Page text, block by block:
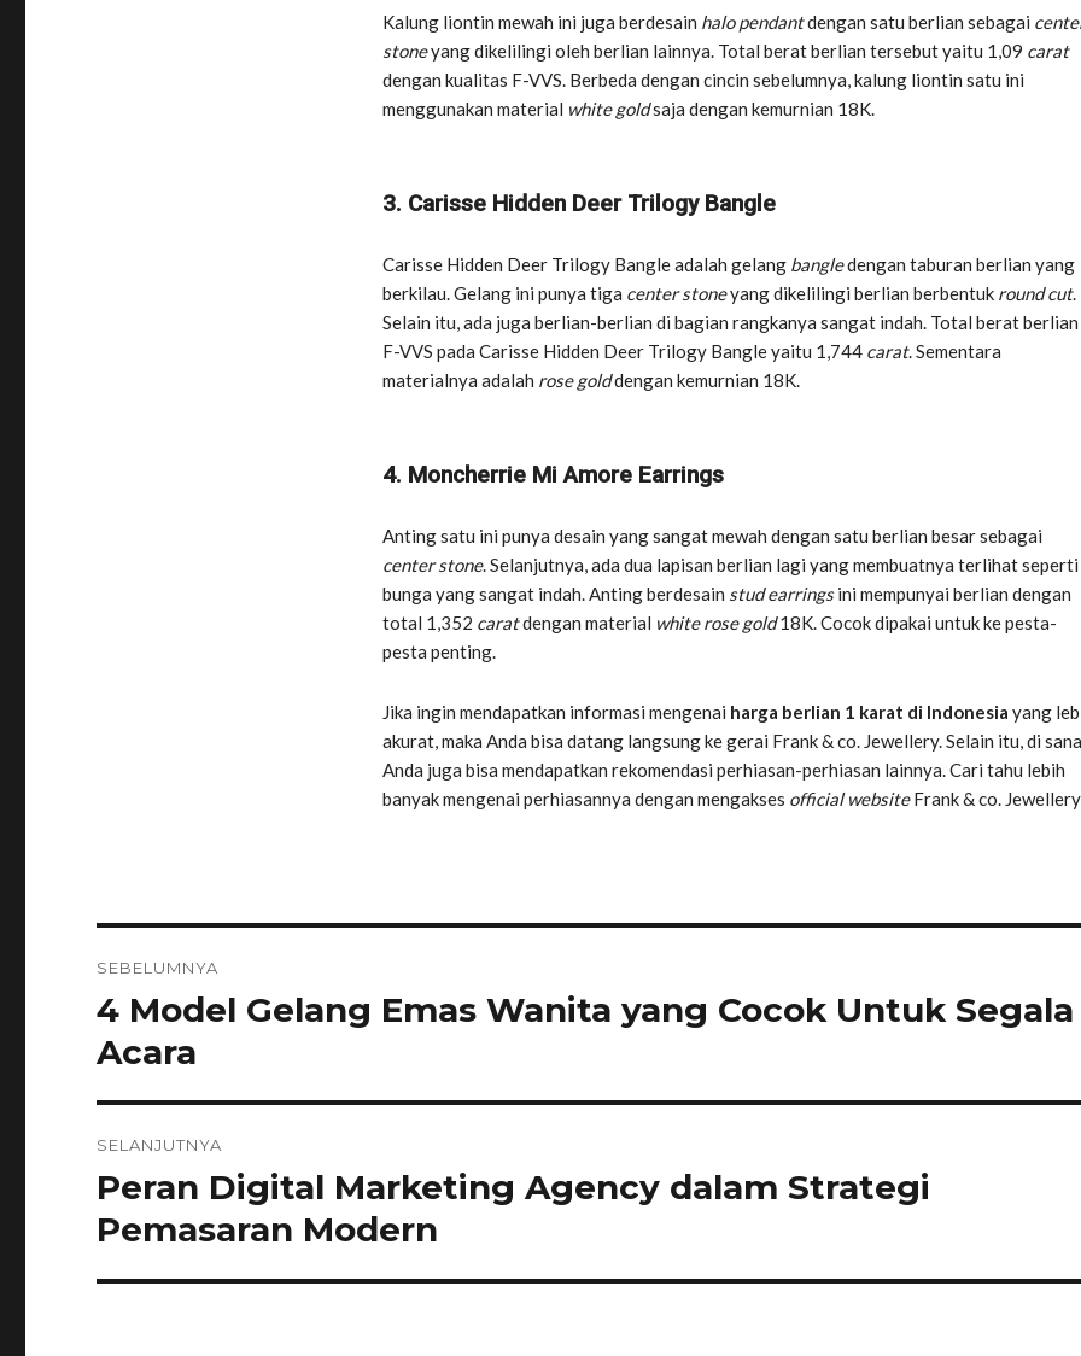
Kalung liontin mewah ini juga berdesain halo pendantdengan satu berlian sebagai
stoneyang dikelilingi oleh berlian lainnya. Total berat berlian tersebut yaitu 1,09 carat
dengan kualitas F-VVS. Berbeda dengan cincin sebelumnya, kalung liontin satu ini
menggunakan material white goldsaja dengan kemurnian 18K.
3. Carisse Hidden Deer Trilogy Bangle
Carisse Hidden Deer Trilogy Bangle adalah gelang bangledengan taburan berlian yang
berkilau. Gelang ini punya tiga center stoneyang dikelilingi berlian berbentuk round cut.
Selain itu, ada juga berlian-berlian di bagian rangkanya sangat indah. Total berat berlian
F-VVS pada Carisse Hidden Deer Trilogy Bangle yaitu 1,744 carat. Sementara
materialnya adalah rose golddengan kemurnian 18K.
4. Moncherrie Mi Amore Earrings
Anting satu ini punya desain yang sangat mewah dengan satu berlian besar sebagai
center stone. Selanjutnya, ada dua lapisan berlian lagi yang membuatnya terlihat seperti
bunga yang sangat indah. Anting berdesain stud earringsini mempunyai berlian dengan
total 1,352 caratdengan material white rose gold18K. Cocok dipakai untuk ke pesta-
pesta penting.
Jika ingin mendapatkan informasi mengenai harga berlian 1 karat di Indonesia yang
akurat, maka Anda bisa datang langsung ke gerai Frank & co. Jewellery. Selain itu, di sana
Anda juga bisa mendapatkan rekomendasi perhiasan-perhiasan lainnya. Cari tahu lebih
banyak mengenai perhiasannya dengan mengakses official websiteFrank & co.
Navigasi
pos
SEBELUMNYA
Pos
sebelumnya:
4 Model Gelang Emas Wanita yang Cocok Untuk Segala
Acara
SELANJUTNYA
Pos
berikutnya:
Peran Digital Marketing Agency dalam Strategi
Pemasaran Modern